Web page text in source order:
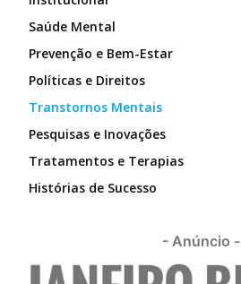
Saúde Mental
Prevenção e Bem-Estar
Políticas e Direitos
Transtornos Mentais
Pesquisas e Inovações
Tratamentos e Terapias
Histórias de Sucesso
- Anúncio -